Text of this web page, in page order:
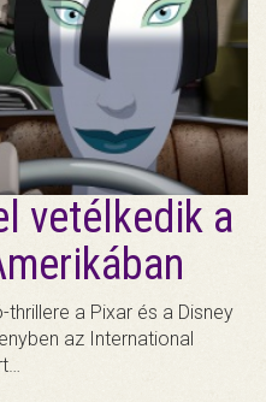
vetélkedik a
a Pixar és a Disney
az International